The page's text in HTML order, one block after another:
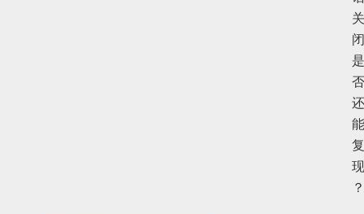
关
闭
是
否
还
能
复
现
？